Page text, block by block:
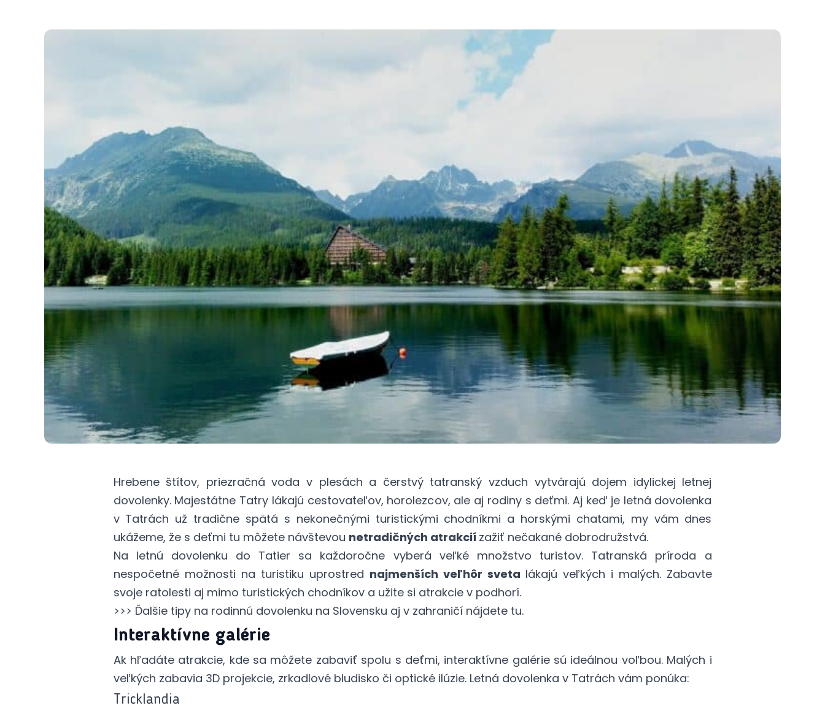
Hrebene štítov, priezračná voda v plesách a čerstvý tatranský vzduch vytvárajú dojem idylickej letnej
dovolenky. Majestátne Tatry lákajú cestovateľov, horolezcov, ale aj rodiny s deťmi. Aj keď je letná dovolenka
v Tatrách už tradične spätá s nekonečnými turistickými chodníkmi a horskými chatami, my vám dnes
ukážeme, že s deťmi tu môžete návštevou netradičných atrakcií zažiť nečakané dobrodružstvá.
Na letnú dovolenku do Tatier sa každoročne vyberá veľké množstvo turistov. Tatranská príroda a
nespočetné možnosti na turistiku uprostred najmenších veľhôr sveta lákajú veľkých i malých. Zabavte
svoje ratolesti aj mimo turistických chodníkov a užite si atrakcie v podhorí.
>>> Ďalšie tipy na rodinnú dovolenku na Slovensku aj v zahraničí nájdete tu.
Interaktívne galérie
Ak hľadáte atrakcie, kde sa môžete zabaviť spolu s deťmi, interaktívne galérie sú ideálnou voľbou. Malých i
veľkých zabavia 3D projekcie, zrkadlové bludisko či optické ilúzie. Letná dovolenka v Tatrách vám ponúka:
Tricklandia